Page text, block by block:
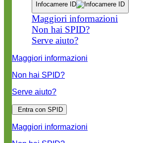
Infocamere ID
Maggiori informazioni
Non hai SPID?
Serve aiuto?
Maggiori informazioni
Non hai SPID?
Serve aiuto?
Entra con SPID
Maggiori informazioni